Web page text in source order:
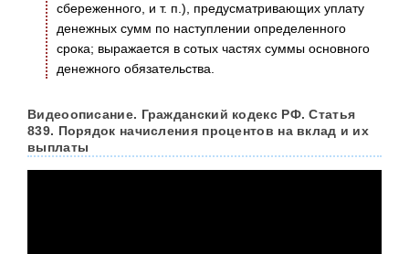
сбереженного, и т. п.), предусматривающих уплату
денежных сумм по наступлении определенного
срока; выражается в сотых частях суммы основного
денежного обязательства.
Видеоописание. Гражданский кодекс РФ. Статья
839. Порядок начисления процентов на вклад и их
выплаты